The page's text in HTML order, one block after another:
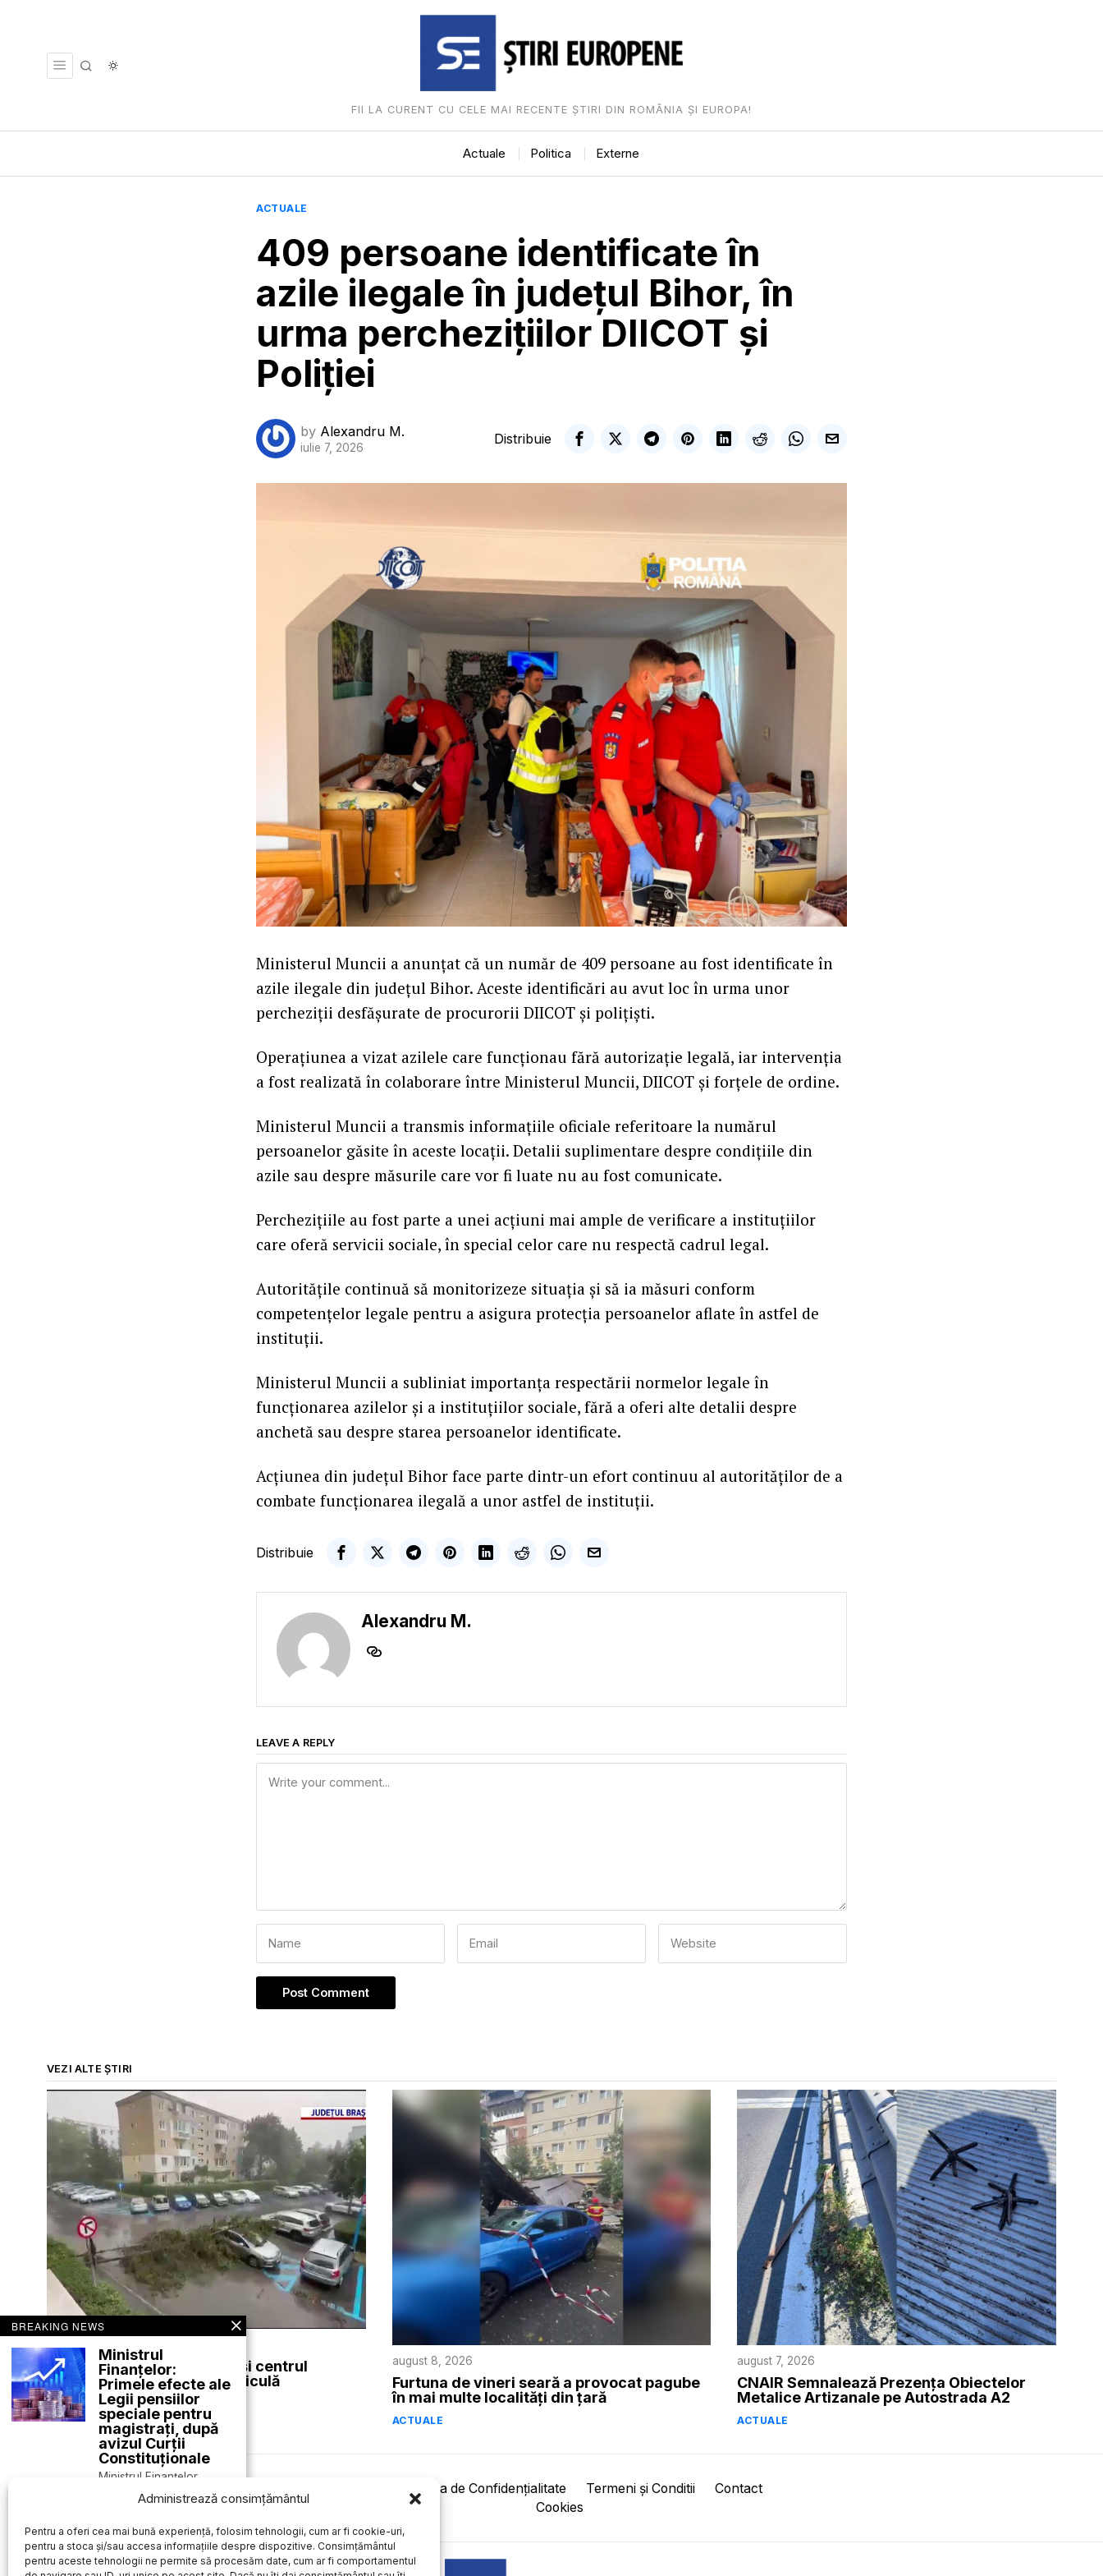
Administrează consimțământul
Pentru a oferi cea mai bună experiență, folosim tehnologii, cum ar fi cookie-uri,
pentru a stoca și/sau accesa informațiile despre dispozitive. Consimțământul
pentru aceste tehnologii ne permite să procesăm date, cum ar fi comportamentul
FII LA CURENT CU CELE MAI RECENTE ȘTIRI DIN ROMÂNIA ȘI EUROPA!
Actuale Politica Externe
ACTUALE
409 persoane identificate în
azile ilegale în județul Bihor, în
urma perchezițiilor DIICOT și
Poliției
by Alexandru M.
iulie 7, 2026
Distribuie
Ministerul Muncii a anunțat că un număr de 409 persoane au fost identificate în
azile ilegale din județul Bihor. Aceste identificări au avut loc în urma unor
percheziții desfășurate de procurorii DIICOT și polițiști.
Operațiunea a vizat azilele care funcționau fără autorizație legală, iar intervenția
a fost realizată în colaborare între Ministerul Muncii, DIICOT și forțele de ordine.
Ministerul Muncii a transmis informațiile oficiale referitoare la numărul
persoanelor găsite în aceste locații. Detalii suplimentare despre condițiile din
azile sau despre măsurile care vor fi luate nu au fost comunicate.
Perchezițiile au fost parte a unei acțiuni mai ample de verificare a instituțiilor
care oferă servicii sociale, în special celor care nu respectă cadrul legal.
Autoritățile continuă să monitorizeze situația și să ia măsuri conform
competențelor legale pentru a asigura protecția persoanelor aflate în astfel de
instituții.
Ministerul Muncii a subliniat importanța respectării normelor legale în
funcționarea azilelor și a instituțiilor sociale, fără a oferi alte detalii despre
anchetă sau despre starea persoanelor identificate.
Acțiunea din județul Bihor face parte dintr-un efort continuu al autorităților de a
combate funcționarea ilegală a unor astfel de instituții.
Distribuie
Alexandru M.
LEAVE A REPLY
VEZI ALTE ȘTIRI
Furtuni puternice în vestul și centrul
României după valul de caniculă
ACTUALE
august 8, 2026
Furtuna de vineri seară a provocat pagube
în mai multe localități din țară
ACTUALE
august 7, 2026
CNAIR Semnalează Prezența Obiectelor
Metalice Artizanale pe Autostrada A2
ACTUALE
Politica de Confidențialitate Termeni și Conditii
Contact
Cookies
BREAKING NEWS
Ministrul
Finanțelor:
Primele efecte ale
Legii pensiilor
speciale pentru
magistrați, după
avizul Curții
Constituționale
Ministrul Finanțelor,
declarat că România a
Vijelii puternice și
ploi torențiale
afectează mai